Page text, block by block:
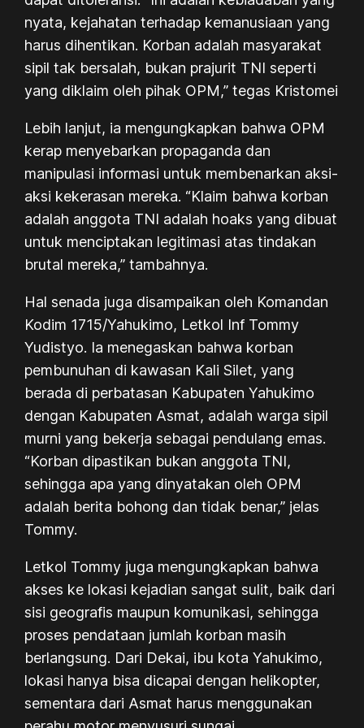
nyata, kejahatan terhadap kemanusiaan yang
harus dihentikan. Korban adalah masyarakat
sipil tak bersalah, bukan prajurit TNI seperti
yang diklaim oleh pihak OPM,” tegas Kristomei
Lebih lanjut, ia mengungkapkan bahwa OPM
kerap menyebarkan propaganda dan
manipulasi informasi untuk membenarkan aksi-
aksi kekerasan mereka. “Klaim bahwa korban
adalah anggota TNI adalah hoaks yang dibuat
untuk menciptakan legitimasi atas tindakan
brutal mereka,” tambahnya.
Hal senada juga disampaikan oleh Komandan
Kodim 1715/Yahukimo, Letkol Inf Tommy
Yudistyo. Ia menegaskan bahwa korban
pembunuhan di kawasan Kali Silet, yang
berada di perbatasan Kabupaten Yahukimo
dengan Kabupaten Asmat, adalah warga sipil
murni yang bekerja sebagai pendulang emas.
“Korban dipastikan bukan anggota TNI,
sehingga apa yang dinyatakan oleh OPM
adalah berita bohong dan tidak benar,” jelas
Tommy.
Letkol Tommy juga mengungkapkan bahwa
akses ke lokasi kejadian sangat sulit, baik dari
sisi geografis maupun komunikasi, sehingga
proses pendataan jumlah korban masih
berlangsung. Dari Dekai, ibu kota Yahukimo,
lokasi hanya bisa dicapai dengan helikopter,
sementara dari Asmat harus menggunakan